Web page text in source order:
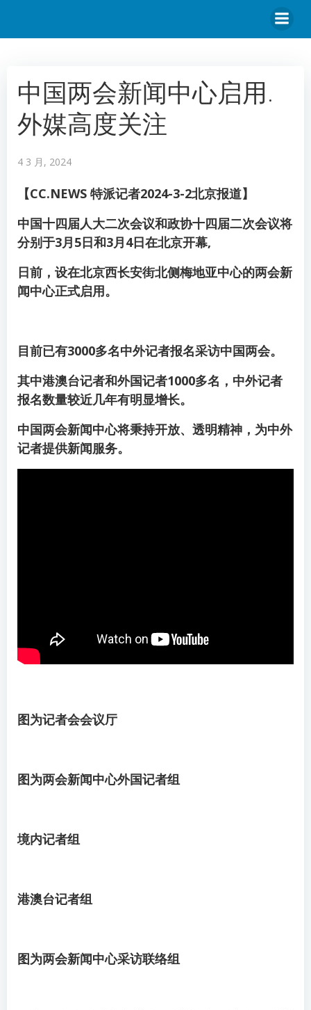
中国两会新闻中心启用.
外媒高度关注
4 3 月, 2024
【CC.NEWS 特派记者2024-3-2北京报道】
中国十四届人大二次会议和政协十四届二次会议将
分别于3月5日和3月4日在北京开幕,
日前，设在北京西长安街北侧梅地亚中心的两会新
闻中心正式启用。
目前已有3000多名中外记者报名采访中国两会。
其中港澳台记者和外国记者1000多名，中外记者
报名数量较近几年有明显增长。
中国两会新闻中心将秉持开放、透明精神，为中外
记者提供新闻服务。
图为记者会会议厅
图为两会新闻中心外国记者组
境内记者组
港澳台记者组
图为两会新闻中心采访联络组